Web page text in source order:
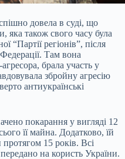
довела в суді, що
яка також свого часу була
“Партії регіонів”, після
Там вона
брала участь у
збройну агресію
антиукраїнські
покарання у вигляді 12
її майна. Додатково, їй
15 років. Всі
на користь України.